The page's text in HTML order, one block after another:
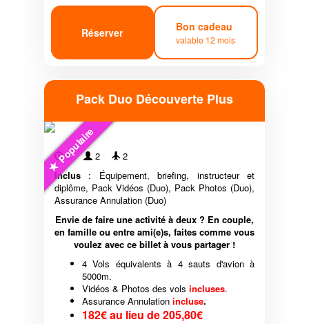
Réserver Bon cadeau
valable 12 mois
Pack Duo Découverte Plus
Populaire
6' 2
2
Inclus : Équipement, briefing, instructeur et
diplôme, Pack Vidéos (Duo), Pack Photos (Duo),
Assurance Annulation (Duo)
Envie de faire une activité à deux ? En couple,
en famille ou entre ami(e)s, faites comme vous
voulez avec ce billet à vous partager !
4 Vols équivalents à 4 sauts d'avion à
5000m.
Vidéos & Photos des vols incluses.
Assurance Annulation incluse.
182€ au lieu de 205,80€